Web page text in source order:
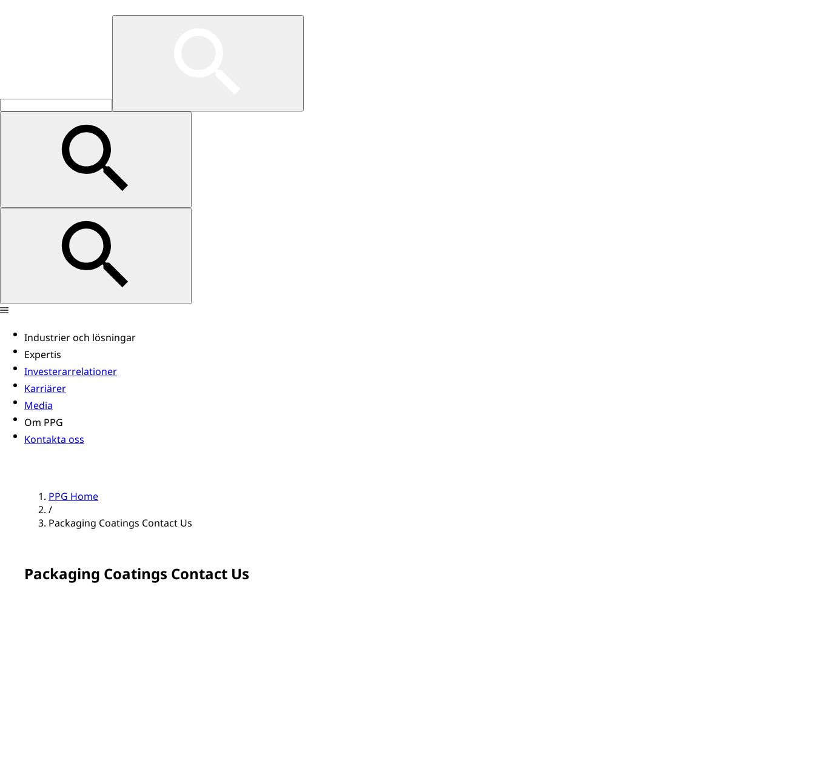
Industrier och lösningar
Expertis
Investerarrelationer
Karriärer
Media
Om PPG
Kontakta oss
PPG Home
/
Packaging Coatings Contact Us
Packaging Coatings Contact Us